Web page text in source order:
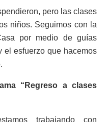
pero las clases
niños. Seguimos con la
por medio de guías
el esfuerzo que hacemos
“Regreso a clases
trabajando con